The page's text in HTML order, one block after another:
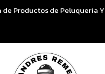
Productos de Peluqueria